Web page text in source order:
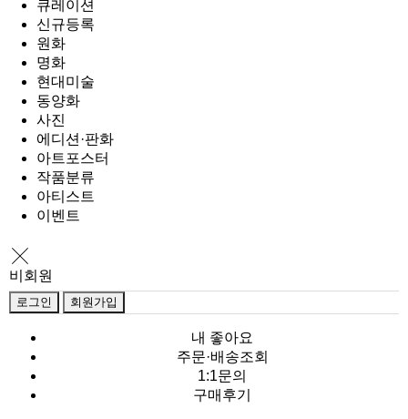
큐레이션
신규등록
원화
명화
현대미술
동양화
사진
에디션·판화
아트포스터
작품분류
아티스트
이벤트
비회원
로그인 회원가입
내 좋아요
주문·배송조회
1:1문의
구매후기